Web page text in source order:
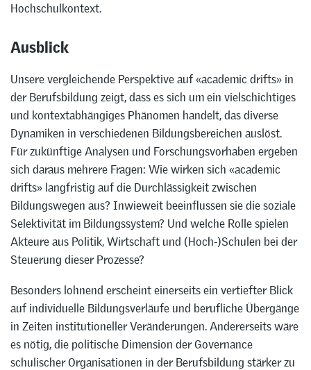
Hochschulkontext.
Ausblick
Unsere vergleichende Perspektive auf «academic drifts» in
der Berufsbildung zeigt, dass es sich um ein vielschichtiges
und kontextabhängiges Phänomen handelt, das diverse
Dynamiken in verschiedenen Bildungsbereichen auslöst.
Für zukünftige Analysen und Forschungsvorhaben ergeben
sich daraus mehrere Fragen: Wie wirken sich «academic
drifts» langfristig auf die Durchlässigkeit zwischen
Bildungswegen aus? Inwieweit beeinflussen sie die soziale
Selektivität im Bildungssystem? Und welche Rolle spielen
Akteure aus Politik, Wirtschaft und (Hoch-)Schulen bei der
Steuerung dieser Prozesse?
Besonders lohnend erscheint einerseits ein vertiefter Blick
auf individuelle Bildungsverläufe und berufliche Übergänge
in Zeiten institutioneller Veränderungen. Andererseits wäre
es nötig, die politische Dimension der Governance
schulischer Organisationen in der Berufsbildung stärker zu